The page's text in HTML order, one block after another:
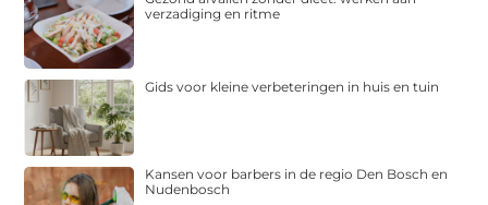
verzadiging en ritme
Gids voor kleine verbeteringen in huis en tuin
Kansen voor barbers in de regio Den Bosch en
Nudenbosch